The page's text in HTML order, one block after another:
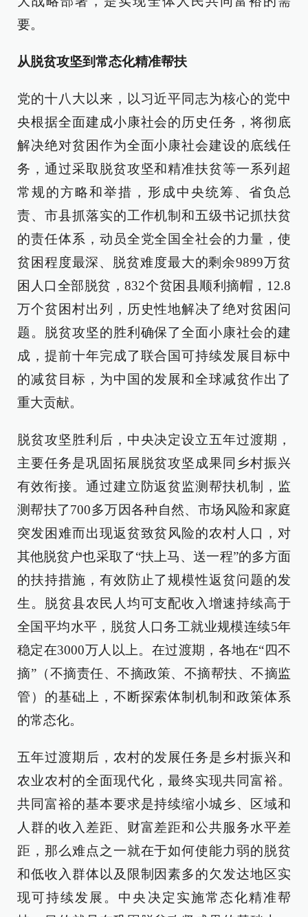
要。
从脱贫攻坚到常态化精准帮扶
党的十八大以来，以习近平同志为核心的党中
央根据全面建成小康社会的历史任务，将彻底
解决绝对贫困作为全面小康社会建设的底线任
务，通过采取脱贫攻坚和精准扶贫等一系列超
常规的方略和举措，形成中央统筹、省负总
责、市县抓落实的工作机制和五级书记抓扶贫
的责任体系，动员全党全国全社会的力量，使
贫困程度最深、脱贫难度最大的剩余9899万贫
困人口全部脱贫，832个贫困县顺利摘帽，12.8
万个贫困村出列，历史性地解决了绝对贫困问
题。脱贫攻坚的胜利确保了全面小康社会的建
成，提前十年完成了联合国可持续发展目标中
的减贫目标，为中国的发展和全球减贫作出了
重大贡献。
脱贫攻坚胜利后，中央决定设立五年过渡期，
主要任务是巩固拓展脱贫攻坚成果同乡村振兴
有效衔接。通过建立防返贫监测帮扶机制，监
测帮扶了700多万因各种自然、市场风险和家庭
突发困难而出现返贫致贫风险的农村人口，对
其他脱贫户也采取了“扶上马、送一程”的多方面
的扶持措施，有效防止了规模性返贫问题的发
生。脱贫县农民人均可支配收入增速持续高于
全国平均水平，脱贫人口务工就业规模连续5年
稳定在3000万人以上。在过渡期，各地在“四不
摘”（不摘责任、不摘政策、不摘帮扶、不摘监
管）的基础上，不断探索体制机制和政策体系
的常态化。
五年过渡期后，农村的发展任务是乡村振兴和
农业农村的全面现代化，最终实现共同富裕。
共同富裕的基本要求是持续缩小城乡、区域和
人群的收入差距、财富差距和公共服务水平差
距，那么难点之一就在于如何使能力弱的脱贫
和低收入群体以及限制因素多的欠发达地区实
现可持续发展。中央决定实施常态化精准帮